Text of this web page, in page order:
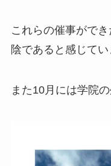
これらの催事がで
陰であると感じてい
また10月には学院